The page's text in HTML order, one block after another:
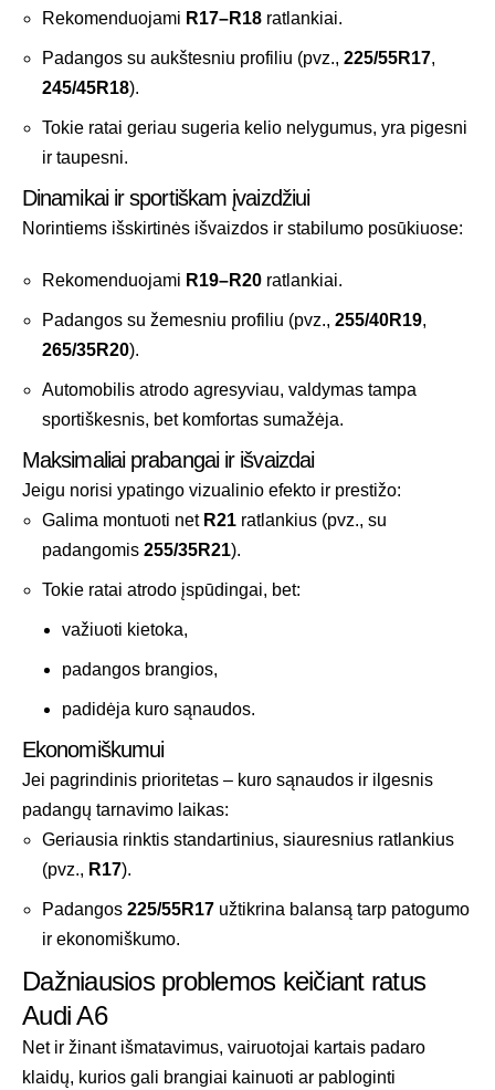
Rekomenduojami R17–R18 ratlankiai.
Padangos su aukštesniu profiliu (pvz., 225/55R17,
245/45R18).
Tokie ratai geriau sugeria kelio nelygumus, yra pigesni
ir taupesni.
Dinamikai ir sportiškam įvaizdžiui
Norintiems išskirtinės išvaizdos ir stabilumo posūkiuose:
Rekomenduojami R19–R20 ratlankiai.
Padangos su žemesniu profiliu (pvz., 255/40R19,
265/35R20).
Automobilis atrodo agresyviau, valdymas tampa
sportiškesnis, bet komfortas sumažėja.
Maksimaliai prabangai ir išvaizdai
Jeigu norisi ypatingo vizualinio efekto ir prestižo:
Galima montuoti net R21 ratlankius (pvz., su
padangomis 255/35R21).
Tokie ratai atrodo įspūdingai, bet:
važiuoti kietoka,
padangos brangios,
padidėja kuro sąnaudos.
Ekonomiškumui
Jei pagrindinis prioritetas – kuro sąnaudos ir ilgesnis
padangų tarnavimo laikas:
Geriausia rinktis standartinius, siauresnius ratlankius
(pvz., R17).
Padangos 225/55R17 užtikrina balansą tarp patogumo
ir ekonomiškumo.
Dažniausios problemos keičiant ratus
Audi A6
Net ir žinant išmatavimus, vairuotojai kartais padaro
klaidų, kurios gali brangiai kainuoti ar pabloginti